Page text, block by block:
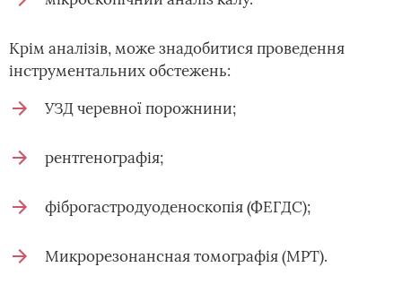
Крім аналізів, може знадобитися проведення
інструментальних обстежень:
УЗД черевної порожнини;
рентгенографія;
фіброгастродуоденоскопія (ФЕГДС);
Микрорезонансная томографія (МРТ).